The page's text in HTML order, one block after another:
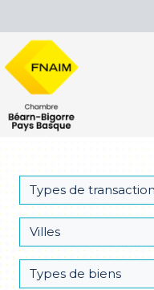
Types de
Villes
Types de biens